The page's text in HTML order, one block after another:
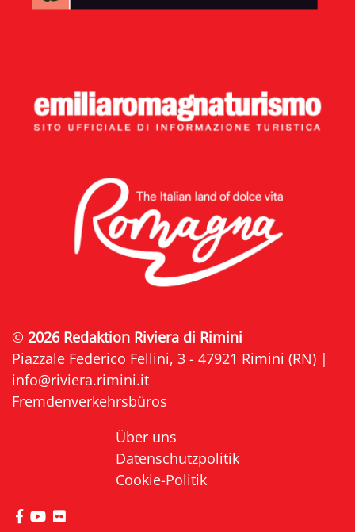
© 2026 Redaktion Riviera di Rimini
Piazzale Federico Fellini, 3 - 47921 Rimini (RN) |
info@riviera.rimini.it
Fremdenverkehrsbüros
Über uns
Datenschutzpolitik
Cookie-Politik
die Seite Facebook von Riviera di Rimini
die Seite YouTube von Riviera di Rimini
die Seite Flickr von Riviera di Rimini